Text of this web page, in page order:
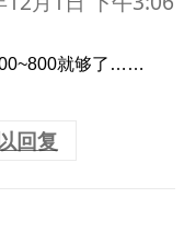
就够了……
回复